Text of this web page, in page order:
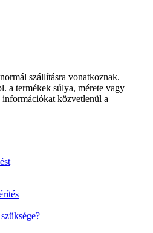
szállításra vonatkoznak.
a termékek súlya, mérete vagy
közvetlenül a